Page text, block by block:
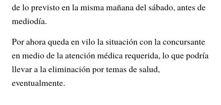
de lo previsto en la misma mañana del sábado, antes de
mediodía.
Por ahora queda en vilo la situación con la concursante
en medio de la atención médica requerida, lo que podría
llevar a la eliminación por temas de salud,
eventualmente.